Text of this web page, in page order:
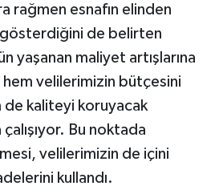
rağmen esnafın elinden
de belirten
yaşanan maliyet artışlarına
hem velilerimizin bütçesini
de kaliteyi koruyacak
Bu noktada
velilerimizin de içini
kullandı.